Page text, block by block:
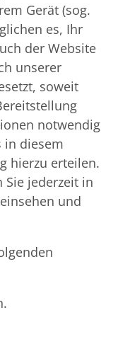
Gerät (sog.
es, Ihr
der Website
unserer
soweit
notwendig
in diesem
hierzu erteilen.
Sie jederzeit in
und